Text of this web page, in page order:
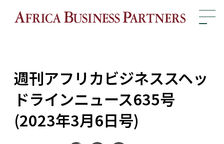
週刊アフリカビジネススヘッ
ドラインニュース635号
(2023年3月6日号)